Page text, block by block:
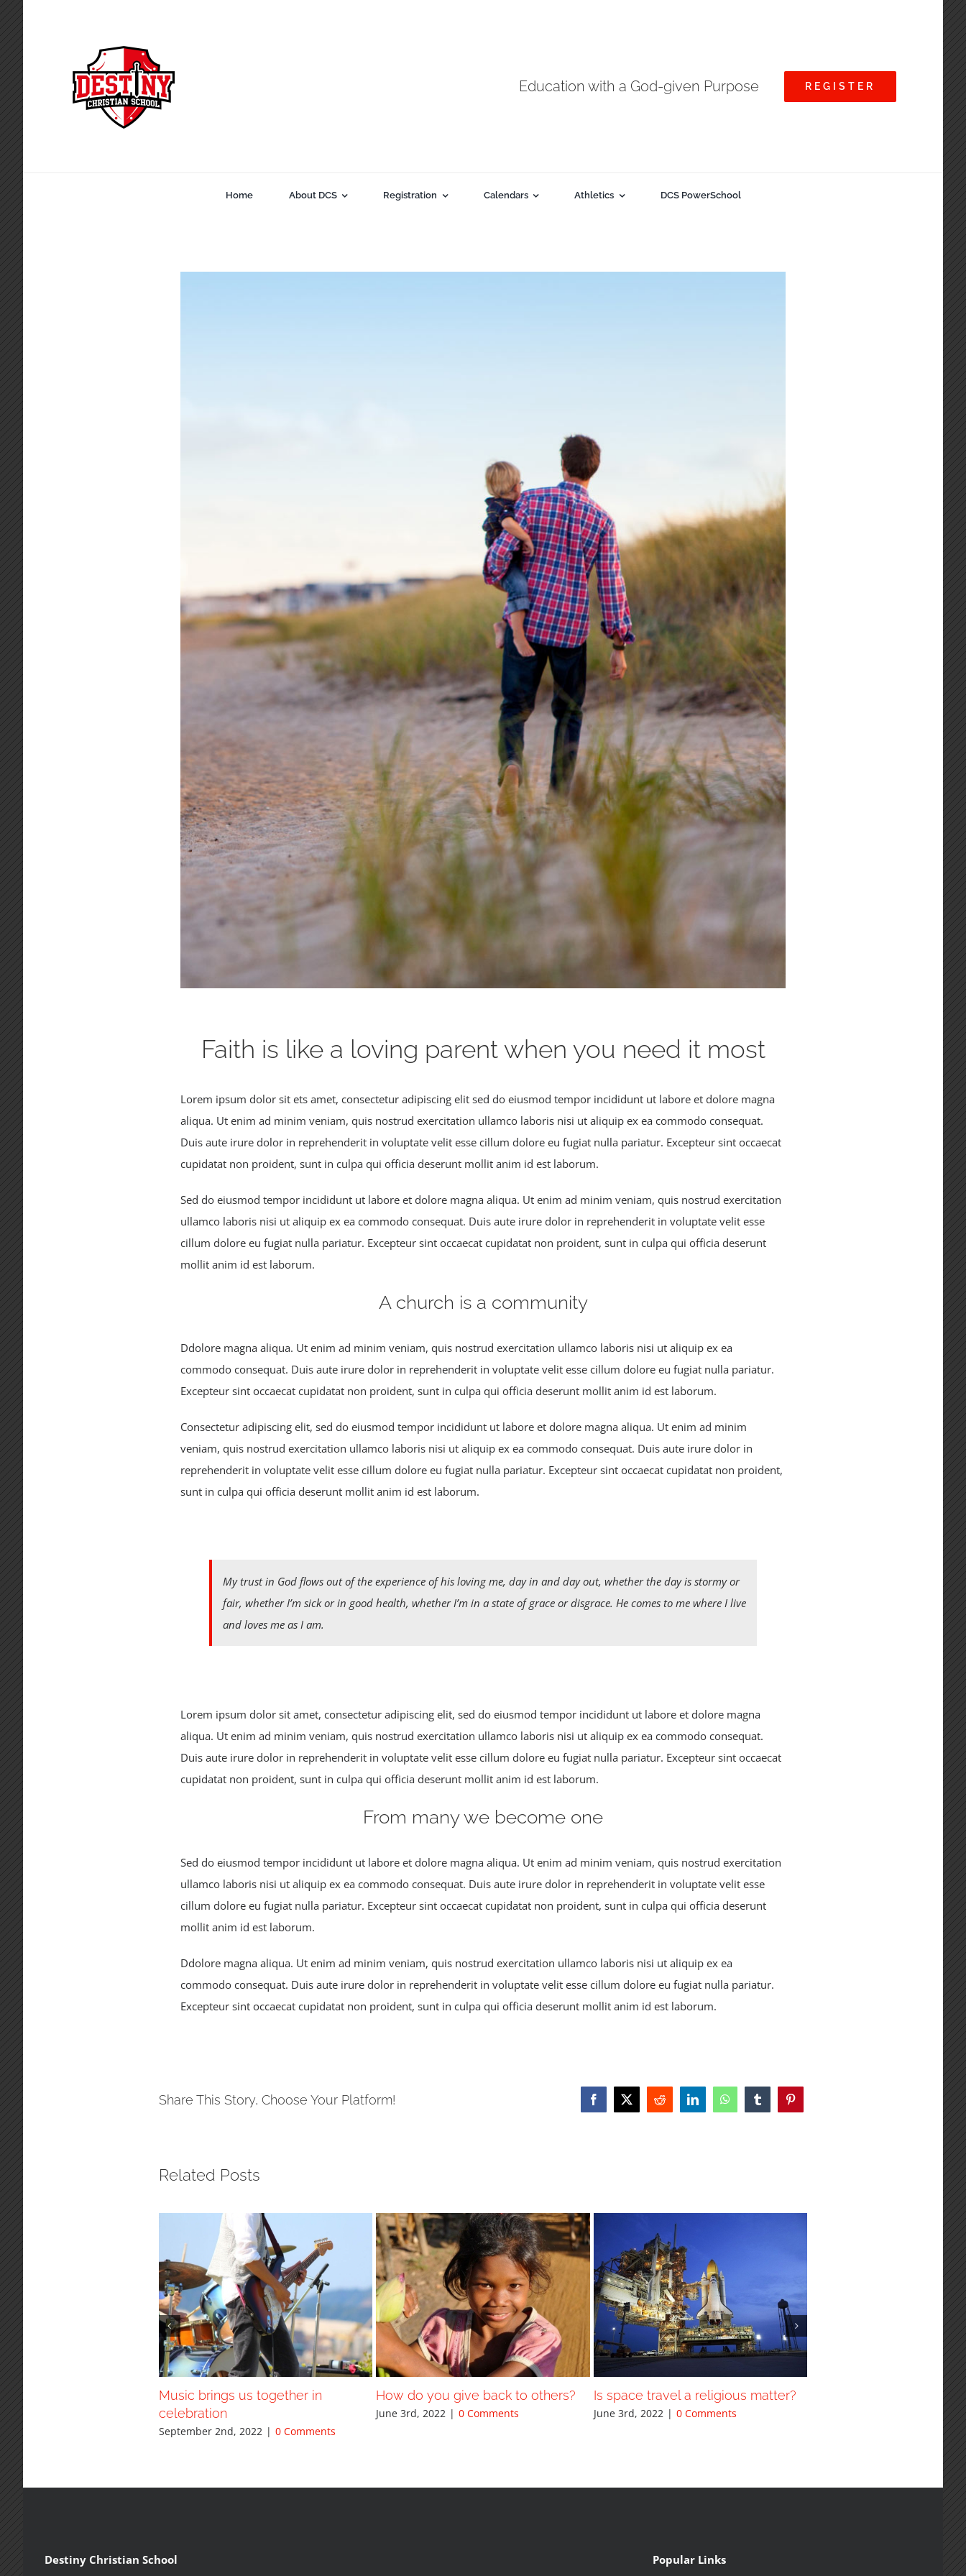
Education with a God-given Purpose REGISTER
Home About DCS Registration Calendars Athletics DCS PowerSchool
Faith is like a loving parent when you need it most
Lorem ipsum dolor sit ets amet, consectetur adipiscing elit sed do eiusmod tempor incididunt ut labore et dolore magna
aliqua. Ut enim ad minim veniam, quis nostrud exercitation ullamco laboris nisi ut aliquip ex ea commodo consequat.
Duis aute irure dolor in reprehenderit in voluptate velit esse cillum dolore eu fugiat nulla pariatur. Excepteur sint occaecat
cupidatat non proident, sunt in culpa qui officia deserunt mollit anim id est laborum.
Sed do eiusmod tempor incididunt ut labore et dolore magna aliqua. Ut enim ad minim veniam, quis nostrud exercitation
ullamco laboris nisi ut aliquip ex ea commodo consequat. Duis aute irure dolor in reprehenderit in voluptate velit esse
cillum dolore eu fugiat nulla pariatur. Excepteur sint occaecat cupidatat non proident, sunt in culpa qui officia deserunt
mollit anim id est laborum.
A church is a community
Ddolore magna aliqua. Ut enim ad minim veniam, quis nostrud exercitation ullamco laboris nisi ut aliquip ex ea
commodo consequat. Duis aute irure dolor in reprehenderit in voluptate velit esse cillum dolore eu fugiat nulla pariatur.
Excepteur sint occaecat cupidatat non proident, sunt in culpa qui officia deserunt mollit anim id est laborum.
Consectetur adipiscing elit, sed do eiusmod tempor incididunt ut labore et dolore magna aliqua. Ut enim ad minim
veniam, quis nostrud exercitation ullamco laboris nisi ut aliquip ex ea commodo consequat. Duis aute irure dolor in
reprehenderit in voluptate velit esse cillum dolore eu fugiat nulla pariatur. Excepteur sint occaecat cupidatat non proident,
sunt in culpa qui officia deserunt mollit anim id est laborum.
My trust in God flows out of the experience of his loving me, day in and day out, whether the day is stormy or
fair, whether I’m sick or in good health, whether I’m in a state of grace or disgrace. He comes to me where I live
and loves me as I am.
Lorem ipsum dolor sit amet, consectetur adipiscing elit, sed do eiusmod tempor incididunt ut labore et dolore magna
aliqua. Ut enim ad minim veniam, quis nostrud exercitation ullamco laboris nisi ut aliquip ex ea commodo consequat.
Duis aute irure dolor in reprehenderit in voluptate velit esse cillum dolore eu fugiat nulla pariatur. Excepteur sint occaecat
cupidatat non proident, sunt in culpa qui officia deserunt mollit anim id est laborum.
From many we become one
Sed do eiusmod tempor incididunt ut labore et dolore magna aliqua. Ut enim ad minim veniam, quis nostrud exercitation
ullamco laboris nisi ut aliquip ex ea commodo consequat. Duis aute irure dolor in reprehenderit in voluptate velit esse
cillum dolore eu fugiat nulla pariatur. Excepteur sint occaecat cupidatat non proident, sunt in culpa qui officia deserunt
mollit anim id est laborum.
Ddolore magna aliqua. Ut enim ad minim veniam, quis nostrud exercitation ullamco laboris nisi ut aliquip ex ea
commodo consequat. Duis aute irure dolor in reprehenderit in voluptate velit esse cillum dolore eu fugiat nulla pariatur.
Excepteur sint occaecat cupidatat non proident, sunt in culpa qui officia deserunt mollit anim id est laborum.
Share This Story, Choose Your Platform!
Related Posts
Music brings us together in
celebration
September 2nd, 2022 | 0 Comments
How do you give back to others?
June 3rd, 2022 | 0 Comments
Is space travel a religious matter?
June 3rd, 2022 | 0 Comments
Destiny Christian School Popular Links